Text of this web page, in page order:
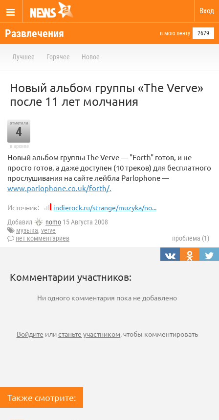
Вход
Развлечения в мою ленту 2679
Лучшее Горячее Новое
Новый альбом группы «The Verve»
после 11 лет молчания
отметили
4
в архиве
Новый альбом группы The Verve — "Forth" готов, и не
просто готов, а даже доступен (10 треков) для бесплатного
прослушивания на сайте лейбла Parlophone —
www.parlophone.co.uk/forth/.
Источник: indierock.ru/strange/muzyka/no...
Добавил nomo 15 Августа 2008
музыка, verve
нет комментариев
проблема (1)
Комментарии участников:
Ни одного комментария пока не добавлено
Войдите илистаньте участником, чтобы комментировать
Также смотрите: